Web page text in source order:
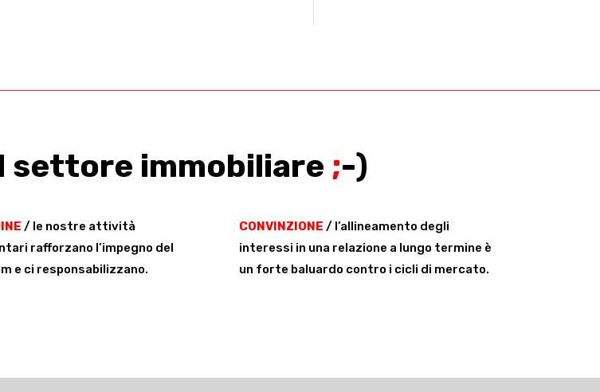
settore immobiliare ;-)
/ le nostre attività
rafforzano l’impegno del
e ci responsabilizzano.
CONVINZIONE / l’allineamento degli
interessi in una relazione a lungo termine è
un forte baluardo contro i cicli di mercato.